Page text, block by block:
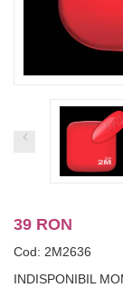
39 RON
Cod: 2M2636
INDISPONIBIL